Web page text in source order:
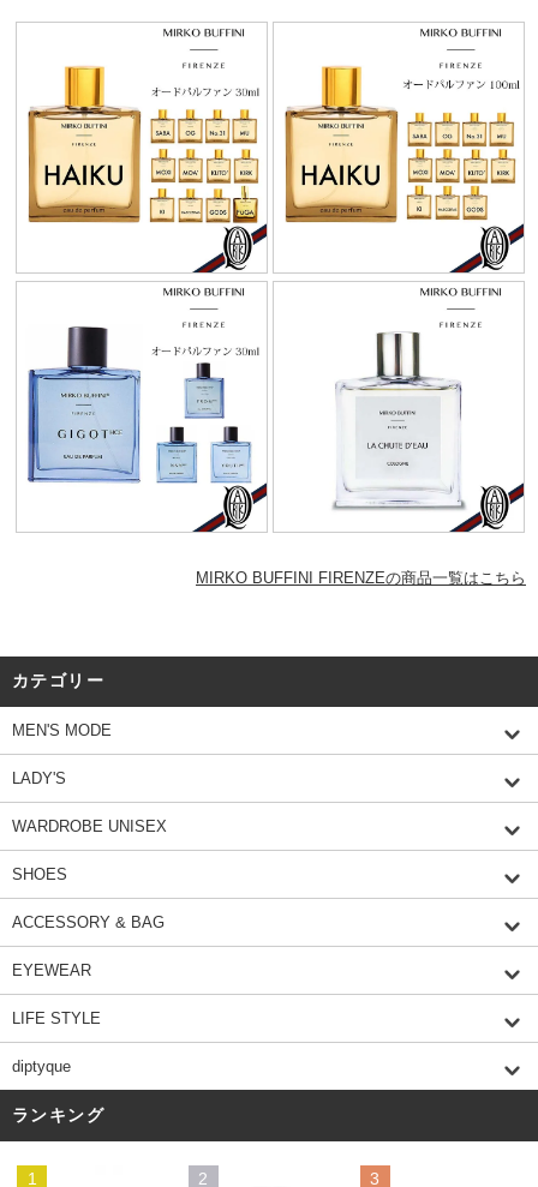
MIRKO BUFFINI FIRENZEの商品一覧はこちら
カテゴリー
MEN'S MODE
LADY'S
WARDROBE UNISEX
SHOES
ACCESSORY & BAG
EYEWEAR
LIFE STYLE
diptyque
ランキング
1 2 3